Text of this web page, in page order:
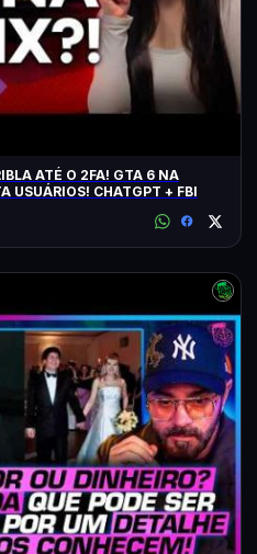
ATÉ O 2FA! GTA 6 NA
USUÁRIOS! CHATGPT + FBI